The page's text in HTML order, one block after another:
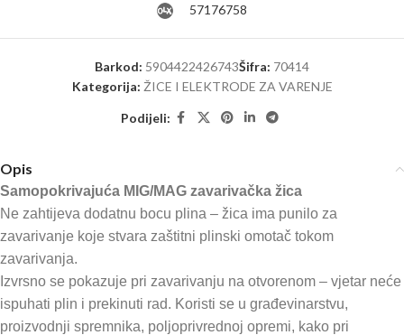
57176758
Barkod: 5904422426743Šifra: 70414
Kategorija: ŽICE I ELEKTRODE ZA VARENJE
Podijeli:
Opis
Samopokrivajuća MIG/MAG zavarivačka žica
Ne zahtijeva dodatnu bocu plina – žica ima punilo za
zavarivanje koje stvara zaštitni plinski omotač tokom
zavarivanja.
Izvrsno se pokazuje pri zavarivanju na otvorenom – vjetar neće
ispuhati plin i prekinuti rad. Koristi se u građevinarstvu,
proizvodnji spremnika, poljoprivrednoj opremi, kako pri